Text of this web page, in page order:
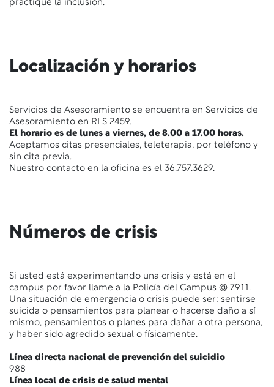
practique la inclusión.
Localización y horarios
Servicios de Asesoramiento se encuentra en Servicios de
Asesoramiento en RLS 2459.
El horario es de lunes a viernes, de 8.00 a 17.00 horas.
Aceptamos citas presenciales, teleterapia, por teléfono y
sin cita previa.
Nuestro contacto en la oficina es el 36.757.3629.
Números de crisis
Si usted está experimentando una crisis y está en el
campus por favor llame a la Policía del Campus @ 7911.
Una situación de emergencia o crisis puede ser: sentirse
suicida o pensamientos para planear o hacerse daño a sí
mismo, pensamientos o planes para dañar a otra persona,
y haber sido agredido sexual o físicamente.
Línea directa nacional de prevención del suicidio
988
Línea local de crisis de salud mental